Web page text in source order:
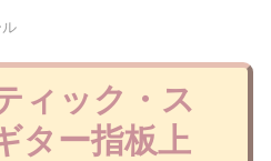
ィック・ス
ター指板上